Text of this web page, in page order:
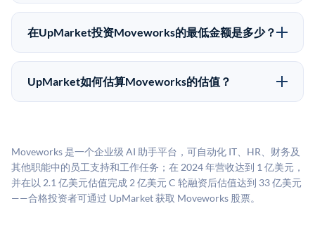
为FINRA注册的经纪交易商促成这些交易，代表双方处
理合规、文件和结算事宜。
Pre-IPO持股主要有两种退出途径：在二级市场将股份出
售给其他买家，或持有直到公司完成IPO或被收购。两
市场条件。任何退出的时间都是不可预测的，投资者应
做好多年持有的准备。
在UpMarket投资Moveworks的最低金额是多少？
UpMarket上大多数Pre-IPO产品的最低投资金额为
50,000美元。具体金额可能因产品和股份供应情况而有
UpMarket如何估算Moveworks的估值？
司可比倍数应用私有公司折扣，以反映流动性不足和信
息不对称。此估值不构成投资建议，可能与实际交易价
格存在重大差异。
Moveworks 是一个企业级 AI 助手平台，可自动化 IT、HR、财务及
其他职能中的员工支持和工作任务；在 2024 年营收达到 1 亿美元，
并在以 2.1 亿美元估值完成 2 亿美元 C 轮融资后估值达到 33 亿美元
——合格投资者可通过 UpMarket 获取 Moveworks 股票。